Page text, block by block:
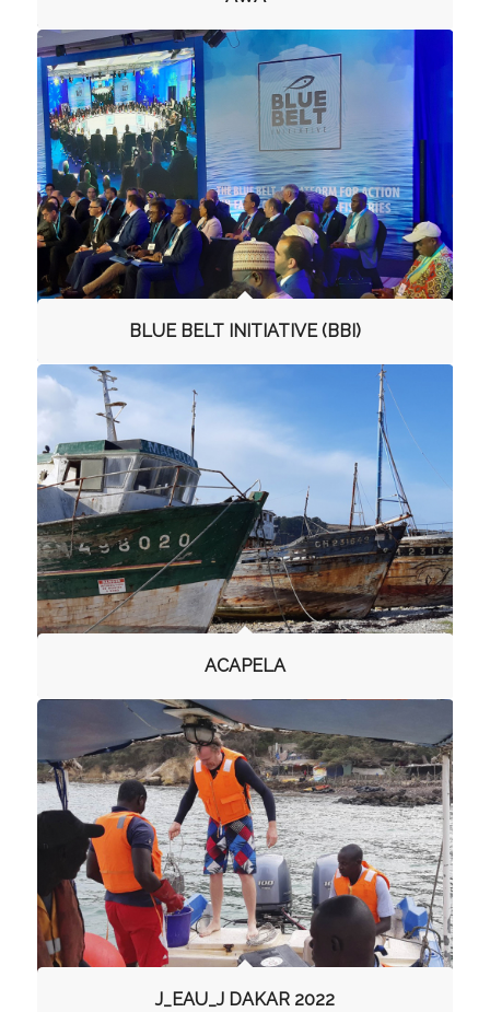
BLUE BELT INITIATIVE (BBI)
ACAPELA
J_EAU_J DAKAR 2022